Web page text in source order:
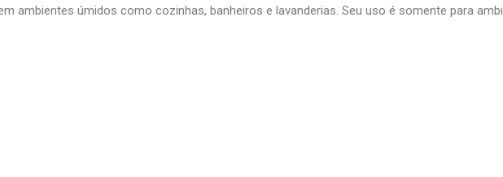
ambientes úmidos como cozinhas, banheiros e lavanderias. Seu uso é somente para